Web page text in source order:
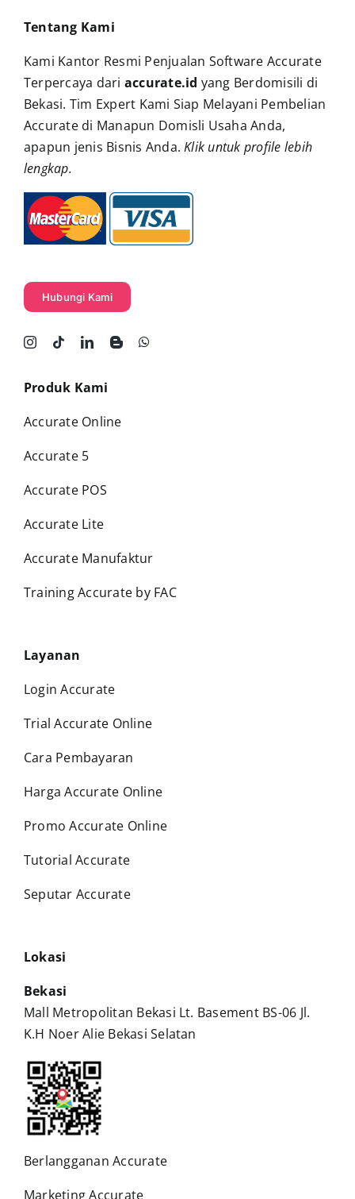
Tentang Kami
Kami Kantor Resmi Penjualan Software Accurate
Terpercaya dari accurate.id yang Berdomisili di
Bekasi. Tim Expert Kami Siap Melayani Pembelian
Accurate di Manapun Domisli Usaha Anda,
apapun jenis Bisnis Anda.Klik untuk profile lebih
lengkap.
Hubungi Kami
Produk Kami
Accurate Online
Accurate 5
Accurate POS
Accurate Lite
Accurate Manufaktur
Training Accurate by FAC
Layanan
Login Accurate
Trial Accurate Online
Cara Pembayaran
Harga Accurate Online
Promo Accurate Online
Tutorial Accurate
Seputar Accurate
Lokasi
Bekasi
Mall Metropolitan Bekasi Lt. Basement BS-06 Jl.
K.H Noer Alie Bekasi Selatan
Berlangganan Accurate
Marketing Accurate